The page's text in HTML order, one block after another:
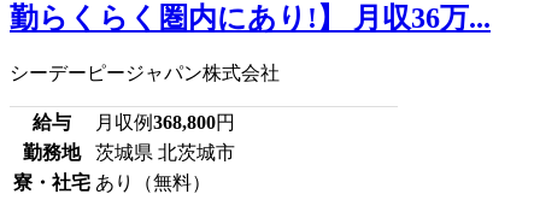
勤らくらく圏内にあり!】 月収36万...
シーデーピージャパン株式会社
給与 月収例368,800円
勤務地
茨城県 北茨城市
寮・社宅 あり（無料）